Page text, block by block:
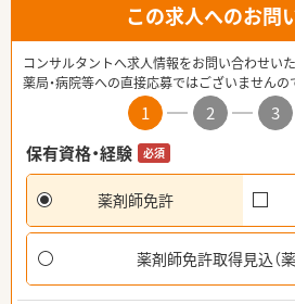
この求人へのお問
コンサルタントへ求人情報をお問い合わせいた
薬局・病院等への直接応募ではございませんの
1 2 3
保有資格・経験
必須
薬剤師免許
薬剤師免許取得見込（薬